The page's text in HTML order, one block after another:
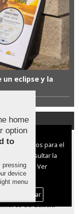
un eclipse y la
baratos para
están por
el metro
en
de Galicia
y de terceros para el
consultar la
Ver
y Cookies
Personalizar
home
option
to
pressing
device
menu